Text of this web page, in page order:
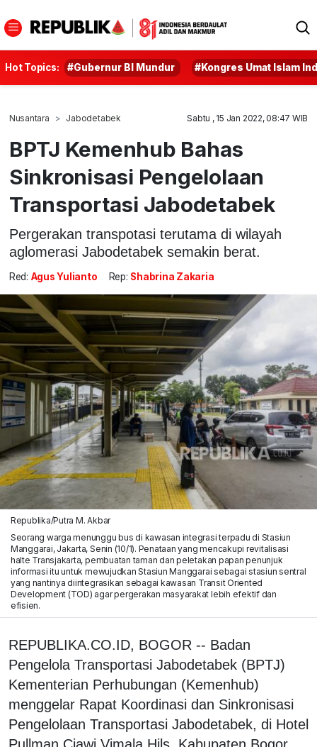
Hot Topics: #Gubernur BI Mundur #Kongres Umat Islam
Nusantara Jabodetabek Sabtu , 15 Jan 2022, 08:47 WIB
BPTJ Kemenhub Bahas
Sinkronisasi Pengelolaan
Transportasi Jabodetabek
Pergerakan transpotasi terutama di wilayah
aglomerasi Jabodetabek semakin berat.
Red: Agus Yulianto Rep: Shabrina Zakaria
Republika/Putra M. Akbar
Seorang warga menunggu bus di kawasan integrasi terpadu di Stasiun
Manggarai, Jakarta, Senin (10/1). Penataan yang mencakupi revitalisasi
halte Transjakarta, pembuatan taman dan peletakan papan penunjuk
informasi itu untuk mewujudkan Stasiun Manggarai sebagai stasiun sentral
yang nantinya diintegrasikan sebagai kawasan Transit Oriented
Development (TOD) agar pergerakan masyarakat lebih efektif dan
efisien.
REPUBLIKA.CO.ID, BOGOR -- Badan
Pengelola Transportasi Jabodetabek (BPTJ)
Kementerian Perhubungan (Kemenhub)
menggelar Rapat Koordinasi dan Sinkronisasi
Pengelolaan Transportasi Jabodetabek, di Hotel